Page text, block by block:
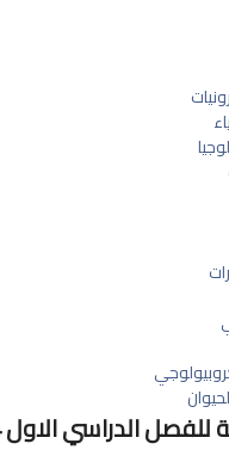
الدراسي الاول 2024-2025